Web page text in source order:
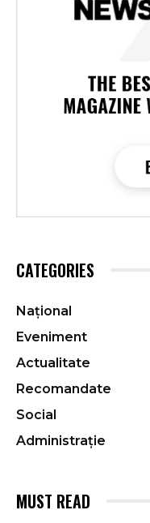
CATEGORIES
Național
Eveniment
Actualitate
Recomandate
Social
Administrație
MUST READ